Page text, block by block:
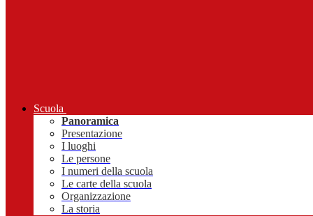
Scuola
Panoramica
Presentazione
I luoghi
Le persone
I numeri della scuola
Le carte della scuola
Organizzazione
La storia